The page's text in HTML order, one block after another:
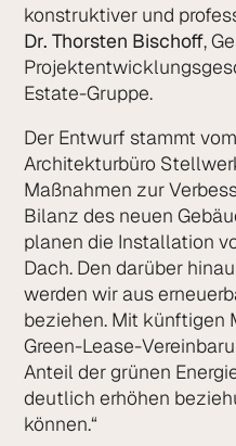
konstruktiver und
Dr. Thorsten Bischoff,
Estate-Gruppe.
Der Entwurf stammt
Architekturbüro
Maßnahmen zur
Bilanz des neuen
planen die Installation
Dach. Den darüber
werden wir aus
beziehen. Mit künftigen
Green-Lease-
Anteil der grünen
deutlich erhöhen
können.“